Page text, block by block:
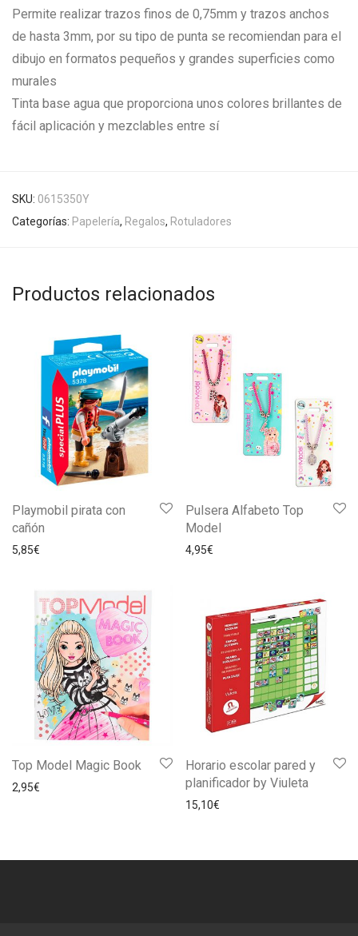
Permite realizar trazos finos de 0,75mm y trazos anchos
de hasta 3mm, por su tipo de punta se recomiendan para el
dibujo en formatos pequeños y grandes superficies como
murales
Tinta base agua que proporciona unos colores brillantes de
fácil aplicación y mezclables entre sí
SKU: 0615350Y
Categorías: Papelería, Regalos, Rotuladores
Productos relacionados
Playmobil pirata con
cañón
5,85€
Pulsera Alfabeto Top
Model
4,95€
Top Model Magic Book
2,95€
Horario escolar pared y
planificador by Viuleta
15,10€